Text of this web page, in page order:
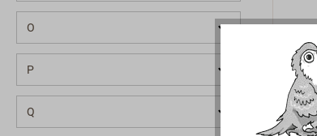
O
P
Q